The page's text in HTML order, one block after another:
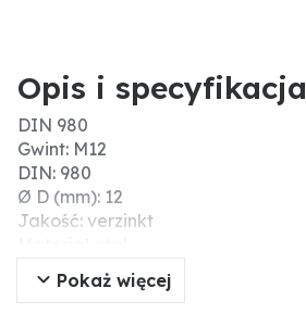
Opis i specyfikacja
DIN 980
Gwint: M12
DIN: 980
Ø D (mm): 12
Jakość: verzinkt
Typ gwintu: gwint standardowy
Rozmiar klucza (mm): 19 (18)
Pokaż więcej